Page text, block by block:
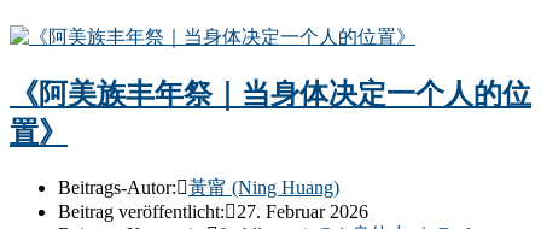
《阿美族丰年祭｜当身体决定一个人的位
置》
Beitrags-Autor:
黃甯 (Ning Huang)
Beitrag veröffentlicht:
27. Februar 2026